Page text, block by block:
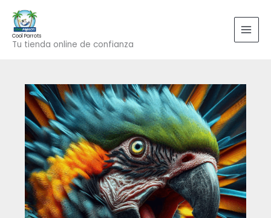
contenido
Cool Parrots
Tu tienda online de confianza